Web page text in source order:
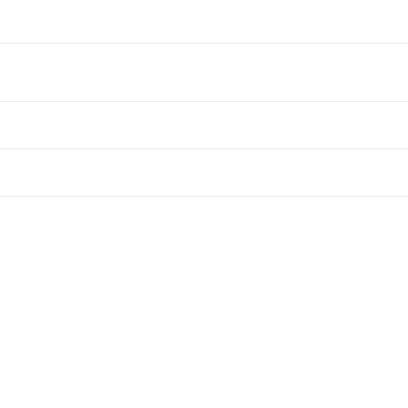
pas les demandes nationales finales, mais elle produit des
de brevet : requête, description, revendications,